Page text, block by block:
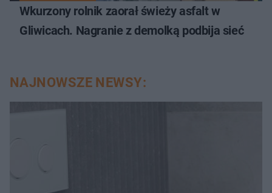
Wkurzony rolnik zaorał świeży asfalt w
Gliwicach. Nagranie z demolką podbija sieć
NAJNOWSZE NEWSY: